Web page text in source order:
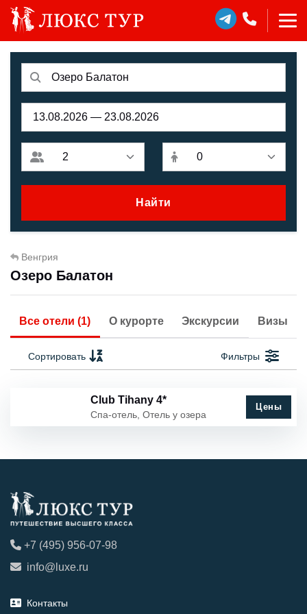
Найти
Венгрия
Озеро Балатон
Все отели (1) О курорте Экскурсии Визы
Сортировать Фильтры
Club Tihany 4*
Спа-отель, Отель у озера
Цены
+7 (495) 956-07-98
info@luxe.ru
Контакты